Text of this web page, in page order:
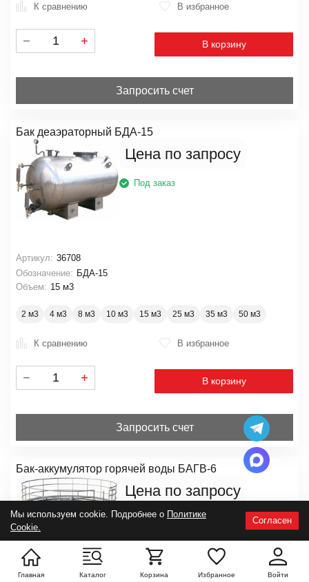
К сравнению В избранное
В корзину
Запросить счет
Бак деаэраторный БДА-15
Цена по запросу
Под заказ
Артикул: 36708
Обозначение: БДА-15
Объем: 15 м3
2 м3 4 м3 8 м3 10 м3 15 м3 25 м3 35 м3 50 м3
К сравнению В избранное
В корзину
Запросить счет
Бак-аккумулятор горячей воды БАГВ-6
Цена по запросу
Под заказ
Главная Каталог Корзина Избранное Войти
Мы используем cookie. Подробнее о Политике
Cookie.
Согласен